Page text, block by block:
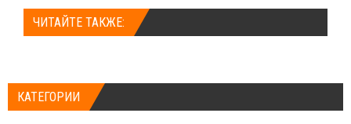
ЧИТАЙТЕ ТАКЖЕ:
КАТЕГОРИИ